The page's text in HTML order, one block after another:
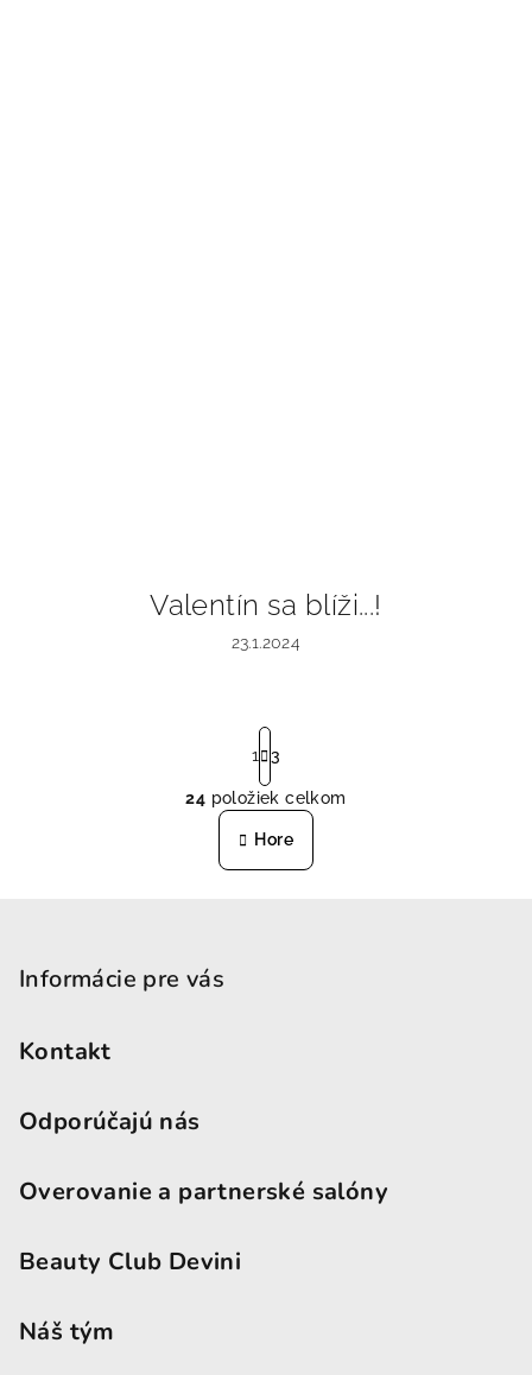
Valentín sa blíži...!
23.1.2024
Ovládacie prvky výpisu
Stránkovanie
1 3
24 položiek celkom
Hore
Informácie pre vás
Kontakt
Odporúčajú nás
Overovanie a partnerské salóny
Beauty Club Devini
Náš tým